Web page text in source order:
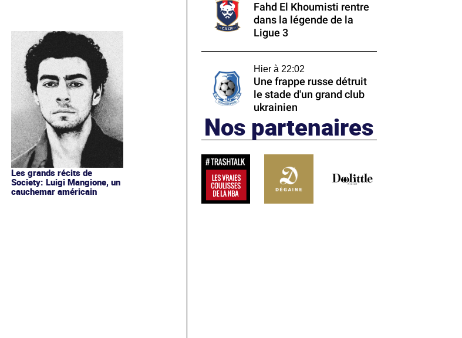
Les grands récits de
Society: Luigi Mangione, un
cauchemar américain
Fahd El Khoumisti rentre
dans la légende de la
Ligue 3
Hier à 22:02
Une frappe russe détruit
le stade d'un grand club
ukrainien
Nos partenaires